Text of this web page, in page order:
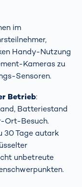
im
Handy-Nutzung
Kameras zu
Sensoren.
Betrieb:
Batteriestand
Ort-Besuch.
30 Tage autark
unbetreute